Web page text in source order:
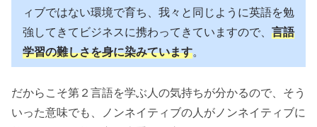
ィブではない環境で育ち、我々と同じように英語を勉
強してきてビジネスに携わってきていますので、 言語
学習の難しさを身に染みています。
だからこそ第２言語を学ぶ人の気持ちが分かるので、そう
いった意味でも、ノンネイティブの人がノンネイティブに